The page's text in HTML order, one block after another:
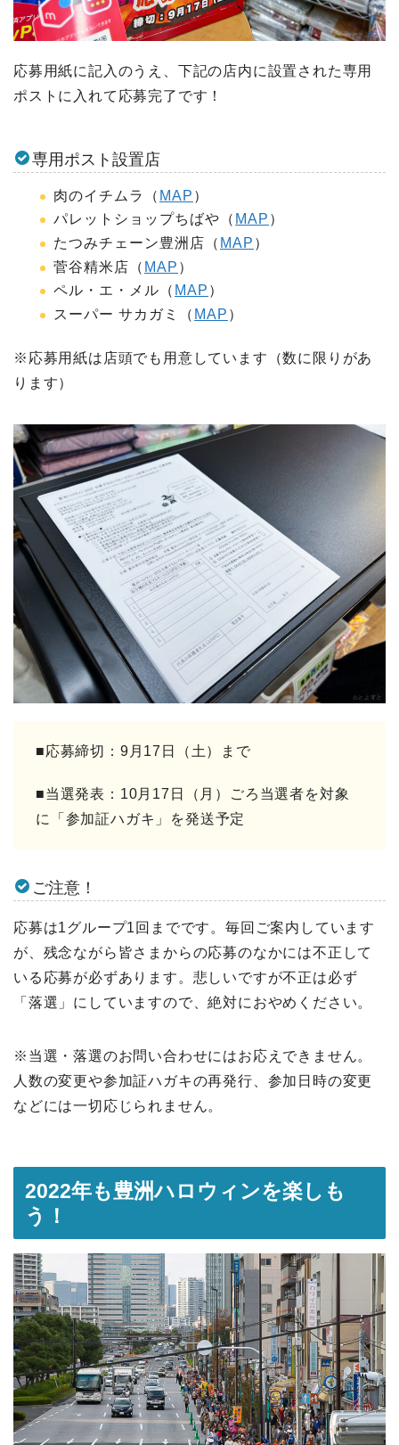
応募用紙に記入のうえ、下記の店内に設置された専用
ポストに入れて応募完了です！
専用ポスト設置店
肉のイチムラ（ MAP ）
パレットショップちばや（ MAP ）
たつみチェーン豊洲店（ MAP ）
菅谷精米店（ MAP ）
ペル・エ・メル（ MAP ）
スーパー サカガミ（ MAP ）
※応募用紙は店頭でも用意しています（数に限りがあ
ります）
■応募締切：9月17日（土）まで
■当選発表：10月17日（月）ごろ当選者を対象
に「参加証ハガキ」を発送予定
ご注意！
応募は1グループ1回までです。毎回ご案内しています
が、残念ながら皆さまからの応募のなかには不正して
いる応募が必ずあります。悲しいですが不正は必ず
「落選」にしていますので、絶対におやめください。
※当選・落選のお問い合わせにはお応えできません。
人数の変更や参加証ハガキの再発行、参加日時の変更
などには一切応じられません。
2022年も豊洲ハロウィンを楽しも
う！